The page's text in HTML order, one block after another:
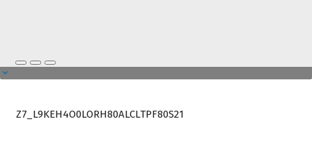
Z7_L9KEH4O0LORH80ALCLTPF80S21